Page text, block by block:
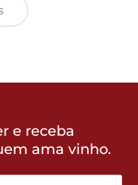
e receba
ama vinho.